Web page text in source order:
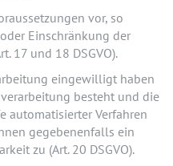
vor, so
Einschränkung der
17 und 18 DSGVO).
eingewilligt haben
besteht und die
automatisierter Verfahren
gegebenenfalls ein
zu (Art. 20 DSGVO).